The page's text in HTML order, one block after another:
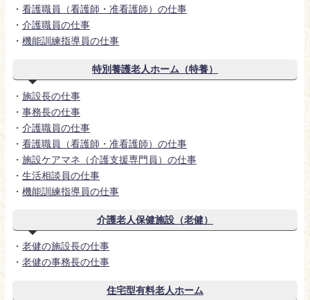
・ 看護職員（看護師・准看護師）の仕事
・ 介護職員の仕事
・ 機能訓練指導員の仕事
特別養護老人ホーム（特養）
・ 施設長の仕事
・ 事務長の仕事
・ 介護職員の仕事
・ 看護職員（看護師・准看護師）の仕事
・ 施設ケアマネ（介護支援専門員）の仕事
・ 生活相談員の仕事
・ 機能訓練指導員の仕事
介護老人保健施設（老健）
・ 老健の施設長の仕事
・ 老健の事務長の仕事
住宅型有料老人ホーム